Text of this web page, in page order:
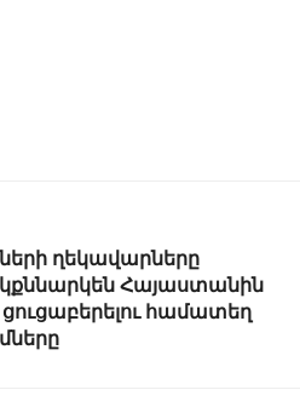
ղեկավարները
Հայաստանին
ցուցաբերելու համատեղ